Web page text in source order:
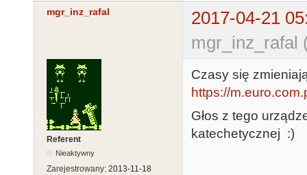
mgr_inz_rafal
2017-04-21
mgr_inz_rafal
Referent
Nieaktywny
Zarejestrowany: 2013-11-18
Czasy się
https://
Głos z tego
katechetycznej :)